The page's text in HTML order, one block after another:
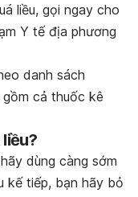
liều, gọi ngay cho
Y tế địa phương
danh sách
cả thuốc kê
dùng càng sớm
kế tiếp, bạn hãy bỏ